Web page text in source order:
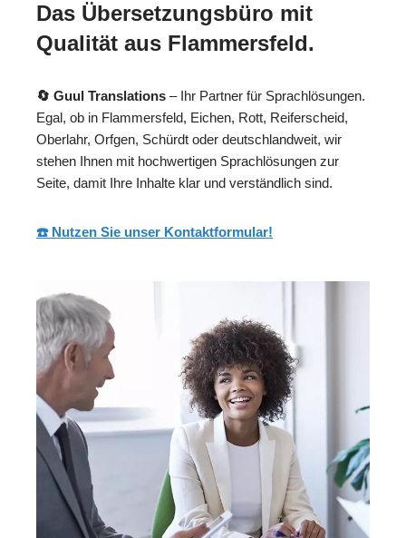
Das Übersetzungsbüro mit
Qualität aus Flammersfeld.
🔄 Guul Translations – Ihr Partner für Sprachlösungen.
Egal, ob in Flammersfeld, Eichen, Rott, Reiferscheid,
Oberlahr, Orfgen, Schürdt oder deutschlandweit, wir
stehen Ihnen mit hochwertigen Sprachlösungen zur
Seite, damit Ihre Inhalte klar und verständlich sind.
☎️ Nutzen Sie unser Kontaktformular!